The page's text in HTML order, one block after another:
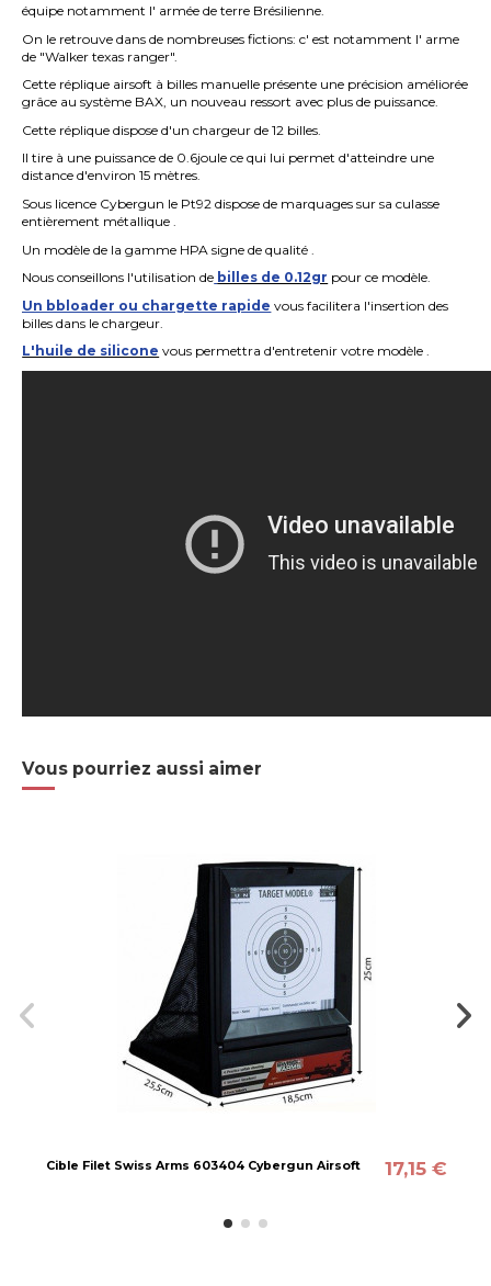
équipe notamment l' armée de terre Brésilienne.
On le retrouve dans de nombreuses fictions: c' est notamment l' arme
de "Walker texas ranger".
Cette réplique airsoft à billes manuelle présente une précision améliorée
grâce au système BAX, un nouveau ressort avec plus de puissance.
Cette réplique dispose d'un chargeur de 12 billes.
Il tire à une puissance de 0.6joule ce qui lui permet d'atteindre une
distance d'environ 15 mètres.
Sous licence Cybergun le Pt92 dispose de marquages sur sa culasse
entièrement métallique .
Un modèle de la gamme HPA signe de qualité .
Nous conseillons l'utilisation de billes de 0.12gr pour ce modèle.
Un bbloader ou chargette rapide vous facilitera l'insertion des
billes dans le chargeur.
L'huile de silicone vous permettra d'entretenir votre modèle .
Vous pourriez aussi aimer
Cible Filet Swiss Arms 603404 Cybergun Airsoft 17,15 €